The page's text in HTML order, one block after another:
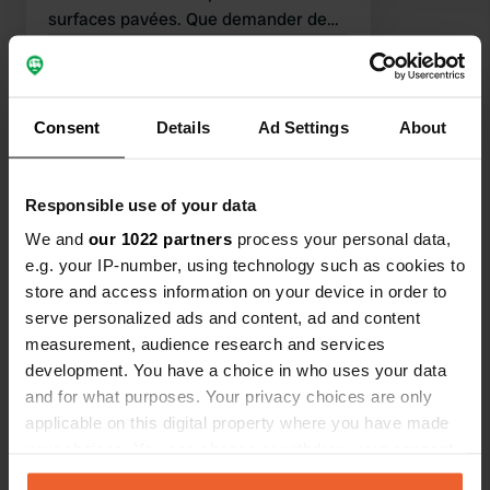
Consent Details Ad Settings About
Responsible use of your data
We and our 1022 partners process your personal data,
e.g. your IP-number, using technology such as cookies to
store and access information on your device in order to
serve personalized ads and content, ad and content
measurement, audience research and services
development. You have a choice in who uses your data
and for what purposes. Your privacy choices are only
applicable on this digital property where you have made
any time from the Cookie Declaration or by clicking on
surfaces pavées. Que demander de
Voir tous les 18 avis
Contact
Emplacement
Dieselstraße 22
Copie